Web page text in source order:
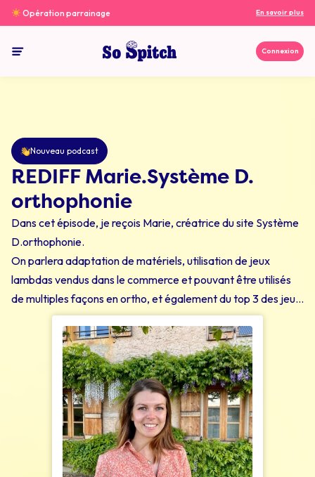
Opération parrainage En savoir plus
So spitch Connexion
Nouveau podcast
REDIFF Marie.Système D.
orthophonie
Dans cet épisode, je reçois Marie, créatrice du site Système
D.orthophonie.
On parlera adaptation de matériels, utilisation de jeux
lambdas vendus dans le commerce et pouvant être utilisés
de multiples façons en ortho, et également du top 3 des jeux
pouvant dépanner un.e orthophoniste qui débute.